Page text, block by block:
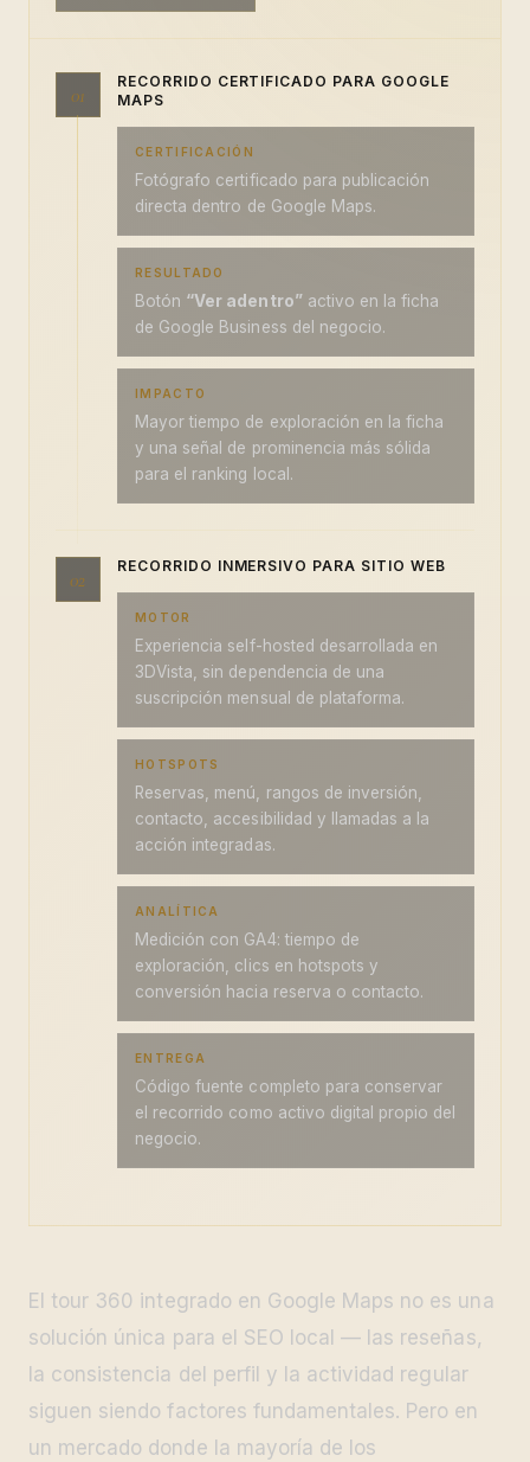
01
RECORRIDO CERTIFICADO PARA GOOGLE
MAPS
CERTIFICACIÓN
Fotógrafo certificado para publicación
directa dentro de Google Maps.
RESULTADO
Botón “Ver adentro”activo en la ficha
de Google Business del negocio.
IMPACTO
Mayor tiempo de exploración en la ficha
y una señal de prominencia más sólida
para el ranking local.
02
RECORRIDO INMERSIVO PARA SITIO WEB
MOTOR
Experiencia self-hosted desarrollada en
3DVista, sin dependencia de una
suscripción mensual de plataforma.
HOTSPOTS
Reservas, menú, rangos de inversión,
contacto, accesibilidad y llamadas a la
acción integradas.
ANALÍTICA
Medición con GA4: tiempo de
exploración, clics en hotspots y
conversión hacia reserva o contacto.
ENTREGA
Código fuente completo para conservar
el recorrido como activo digital propio del
negocio.
El tour 360 integrado en Google Maps no es una
solución única para el SEO local — las reseñas,
la consistencia del perfil y la actividad regular
siguen siendo factores fundamentales. Pero en
un mercado donde la mayoría de los